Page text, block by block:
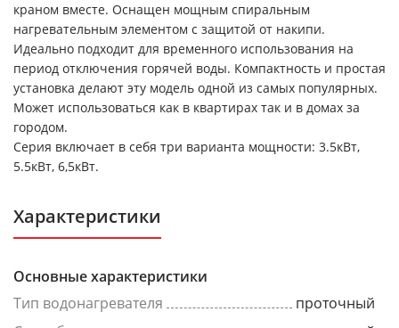
краном вместе. Оснащен мощным спиральным
нагревательным элементом с защитой от накипи.
Идеально подходит для временного использования на
период отключения горячей воды. Компактность и простая
установка делают эту модель одной из самых популярных.
Может использоваться как в квартирах так и в домах за
городом.
Серия включает в себя три варианта мощности: 3.5кВт,
5.5кВт, 6,5кВт.
Характеристики
Основные характеристики
Тип водонагревателя
проточный